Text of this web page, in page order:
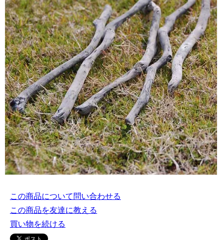
この商品について問い合わせる
この商品を友達に教える
買い物を続ける